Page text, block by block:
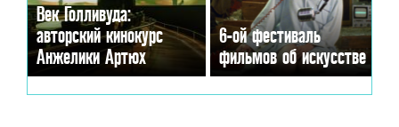
Век Голливуда:
авторский кинокурс
Анжелики Артюх
6-ой фестиваль
фильмов об искусстве